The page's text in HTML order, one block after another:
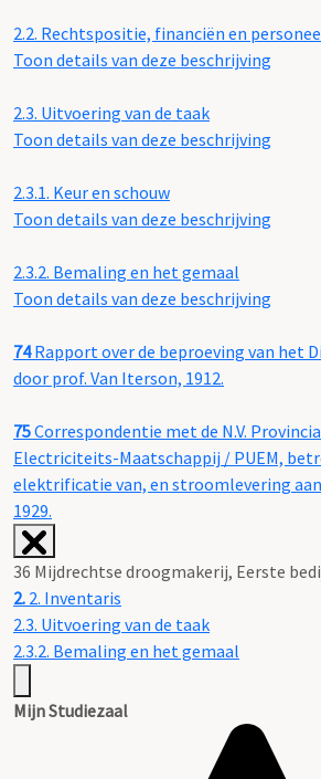
2.2. Rechtspositie, financiën en
Toon details van deze beschrijving
2.3. Uitvoering van de taak
Toon details van deze beschrijving
2.3.1. Keur en schouw
Toon details van deze beschrijving
2.3.2. Bemaling en het gemaal
Toon details van deze beschrijving
74Rapport over de beproeving van het
door prof. Van Iterson, 1912.
75Correspondentie met de N.V.
Electriciteits-Maatschappij / PUEM,
elektrificatie van, en stroomlevering
1929.
36 Mijdrechtse droogmakerij, Eerste
2. 2. Inventaris
2.3. Uitvoering van de taak
2.3.2. Bemaling en het gemaal
Mijn Studiezaal